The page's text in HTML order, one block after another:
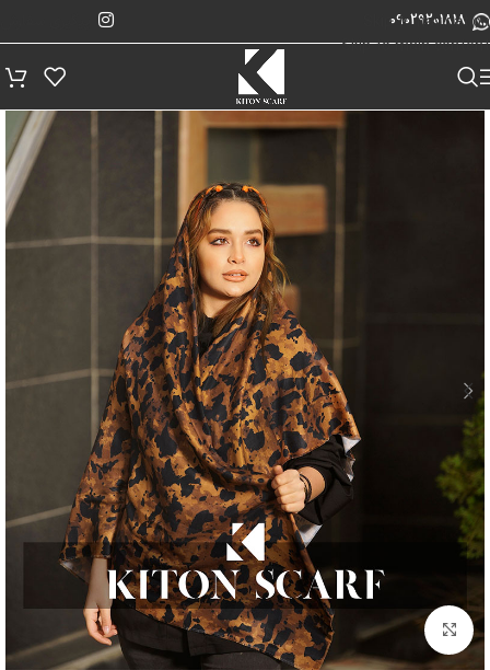
Skip to navigation
Skip to main content
09029201818
بزرگنمایی تصویر